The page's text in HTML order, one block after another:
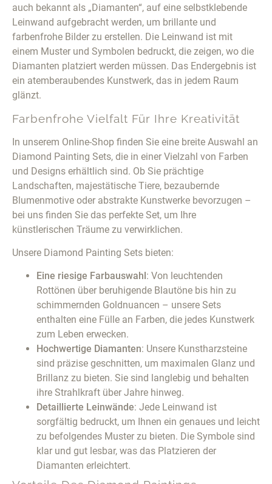
auch bekannt als „Diamanten“, auf eine selbstklebende
Leinwand aufgebracht werden, um brillante und
farbenfrohe Bilder zu erstellen. Die Leinwand ist mit
einem Muster und Symbolen bedruckt, die zeigen, wo die
Diamanten platziert werden müssen. Das Endergebnis ist
ein atemberaubendes Kunstwerk, das in jedem Raum
glänzt.
Farbenfrohe Vielfalt Für Ihre Kreativität
In unserem Online-Shop finden Sie eine breite Auswahl an
Diamond Painting Sets, die in einer Vielzahl von Farben
und Designs erhältlich sind. Ob Sie prächtige
Landschaften, majestätische Tiere, bezaubernde
Blumenmotive oder abstrakte Kunstwerke bevorzugen –
bei uns finden Sie das perfekte Set, um Ihre
künstlerischen Träume zu verwirklichen.
Unsere Diamond Painting Sets bieten:
Eine riesige Farbauswahl : Von leuchtenden
Rottönen über beruhigende Blautöne bis hin zu
schimmernden Goldnuancen – unsere Sets
enthalten eine Fülle an Farben, die jedes Kunstwerk
zum Leben erwecken.
Hochwertige Diamanten: Unsere Kunstharzsteine
sind präzise geschnitten, um maximalen Glanz und
Brillanz zu bieten. Sie sind langlebig und behalten
ihre Strahlkraft über Jahre hinweg.
Detaillierte Leinwände: Jede Leinwand ist
sorgfältig bedruckt, um Ihnen ein genaues und leicht
zu befolgendes Muster zu bieten. Die Symbole sind
klar und gut lesbar, was das Platzieren der
Diamanten erleichtert.